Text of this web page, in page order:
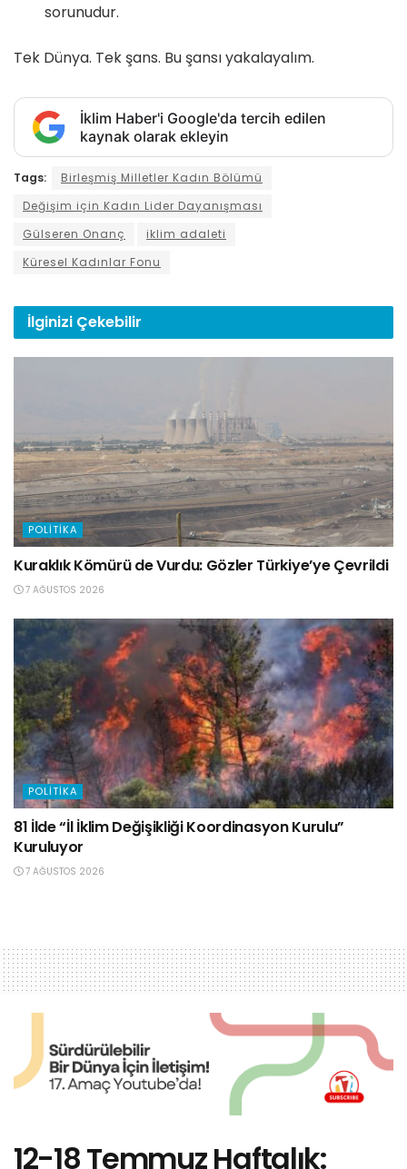
sorunudur.
Tek Dünya. Tek şans. Bu şansı yakalayalım.
İklim Haber'i Google'da tercih edilen
kaynak olarak ekleyin
Tags:
Birleşmiş Milletler Kadın Bölümü
Değişim için Kadın Lider Dayanışması
Gülseren Onanç
iklim adaleti
Küresel Kadınlar Fonu
İlginizi Çekebilir
POLITIKA
Kuraklık Kömürü de Vurdu: Gözler Türkiye’ye Çevrildi
7 AĞUSTOS 2026
POLITIKA
81 İlde “İl İklim Değişikliği Koordinasyon Kurulu”
Kuruluyor
7 AĞUSTOS 2026
12-18 Temmuz Haftalık: